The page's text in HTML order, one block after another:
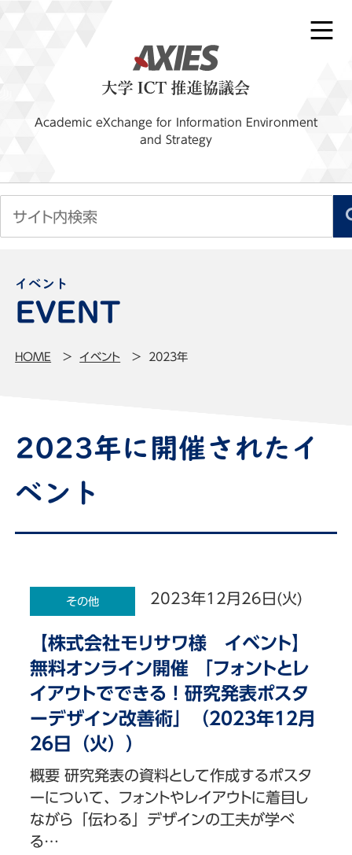
Academic eXchange for Information Environment
and Strategy
イベント
HOME イベント 2023年
2023年に開催されたイ
ベント
その他 2023年12月26日(火)
【株式会社モリサワ様 イベント】
無料オンライン開催 「フォントとレ
イアウトでできる！研究発表ポスタ
ーデザイン改善術」（2023年12月
26日（火））
概要 研究発表の資料として作成するポスタ
ーについて、フォントやレイアウトに着目し
ながら「伝わる」デザインの工夫が学べ
る…